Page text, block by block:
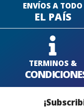
ENVÍOS A TODO
EL PAÍS
TERMINOS &